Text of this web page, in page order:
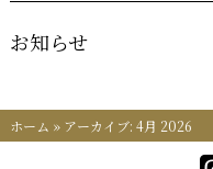
お知らせ
ホーム » アーカイブ: 4月 2026